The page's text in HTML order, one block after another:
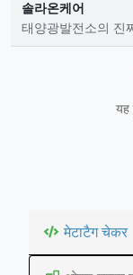
솔라온케어
태양광발전소의 진
यह
मेटाटैग चेकर